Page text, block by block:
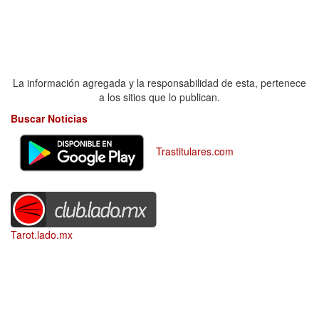
La información agregada y la responsabilidad de esta, pertenece
a los sitios que lo publican.
Buscar Noticias
Trastitulares.com
Tarot.lado.mx